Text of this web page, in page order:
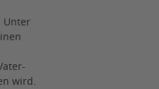
Unter
wird.